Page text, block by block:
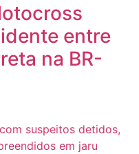
entre
na BR-